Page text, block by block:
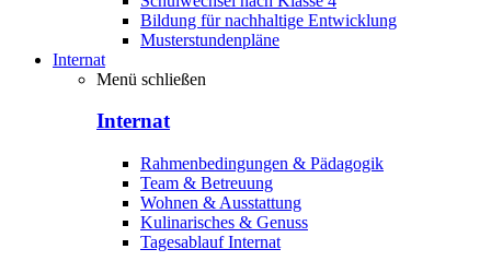
Bildung für nachhaltige Entwicklung
Musterstundenpläne
Internat
Menü schließen
Internat
Rahmenbedingungen & Pädagogik
Team & Betreuung
Wohnen & Ausstattung
Kulinarisches & Genuss
Tagesablauf Internat